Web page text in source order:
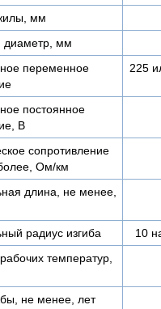
мм
диаметр, мм
переменное
225
постоянное
В
сопротивление
Ом/км
длина, не менее,
радиус изгиба
10
температур,
не менее, лет